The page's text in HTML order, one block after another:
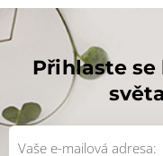
Přihlaste se